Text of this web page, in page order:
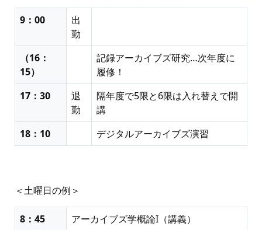
9：00
出
勤
（16：
15）
記録アーカイブズ研究…次年度に
履修！
17：30
退
勤
隔年度で5限と6限は入れ替えで開
講
18：10
デジタルアーカイブズ演習
＜土曜日の例＞
8：45
アーカイブズ学概論I（講義）